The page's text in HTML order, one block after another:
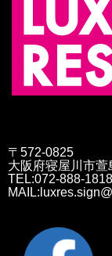
〒572-0825
大阪府寝屋川市
TEL:072-888-1818